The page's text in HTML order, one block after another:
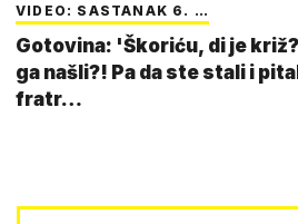
VIDEO: SASTANAK 6. …
Gotovina: 'Škoriću, di je
ga našli?! Pa da ste stali i
fratr…